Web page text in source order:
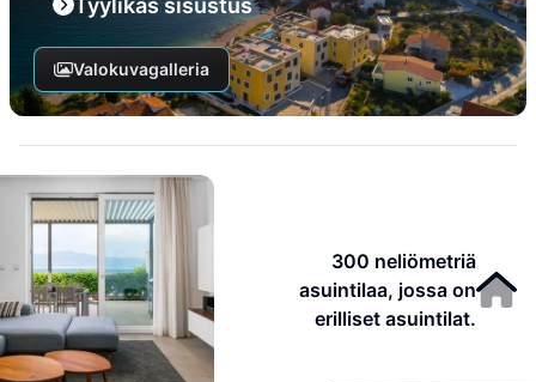
Tyylikäs sisustus
Valokuvagalleria
300 neliömetriä
asuintilaa, jossa on
erilliset asuintilat.